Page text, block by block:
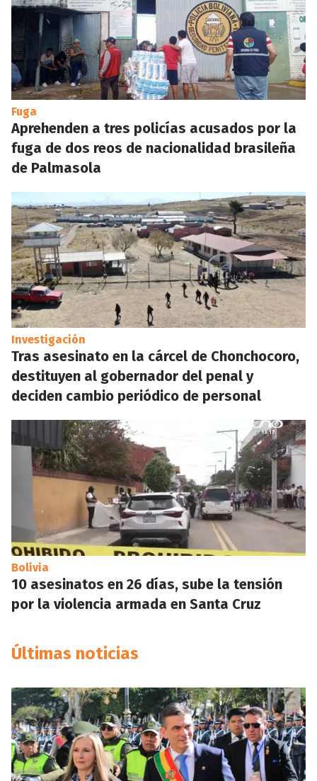
Fuga
Aprehenden a tres policías acusados por la
fuga de dos reos de nacionalidad brasileña
de Palmasola
Investigación
Tras asesinato en la cárcel de Chonchocoro,
destituyen al gobernador del penal y
deciden cambio periódico de personal
Bolivia
10 asesinatos en 26 días, sube la tensión
por la violencia armada en Santa Cruz
Últimas noticias